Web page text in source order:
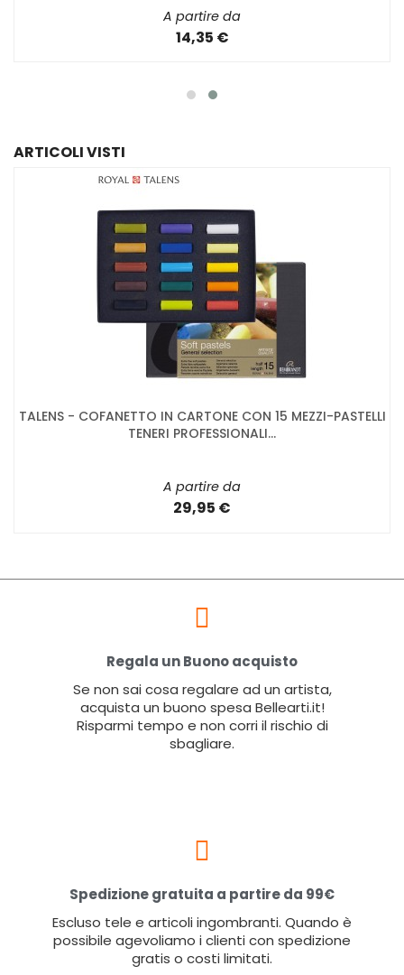
A partire da
14,35 €
ARTICOLI VISTI
TALENS - COFANETTO IN CARTONE CON 15 MEZZI-PASTELLI
TENERI PROFESSIONALI...
A partire da
29,95 €
Regala un Buono acquisto
Se non sai cosa regalare ad un artista,
acquista un buono spesa Bellearti.it!
Risparmi tempo e non corri il rischio di
sbagliare.
Spedizione gratuita a partire da 99€
Escluso tele e articoli ingombranti. Quando è
possibile agevoliamo i clienti con spedizione
gratis o costi limitati.